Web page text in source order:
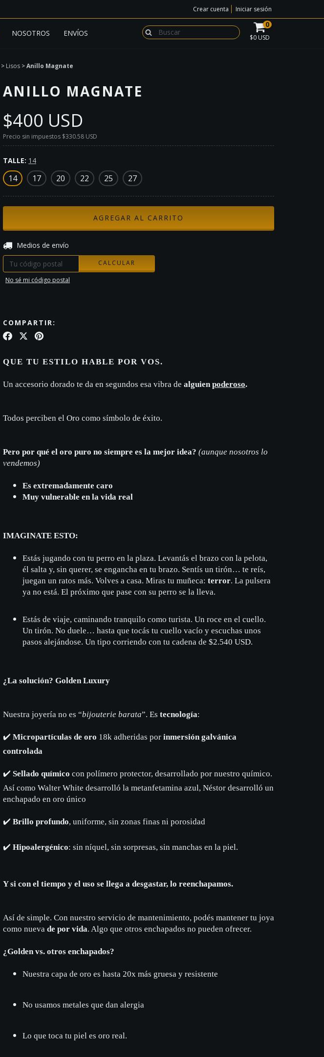
Crear cuenta Iniciar sesión
NOSOTROS ENVÍOS
0
$0 USD
> Lisos >Anillo Magnate
ANILLO MAGNATE
$400 USD
Precio sin impuestos $330.58 USD
TALLE: 14
14 17 20 22 25 27
Entregas para el CP:
Medios de envío
CALCULAR
No sé mi código postal
COMPARTIR:
QUE TU ESTILO HABLE POR VOS.
Un accesorio dorado te da en segundos esa vibra de alguienpoderoso.
Todos perciben el Oro como símbolo de éxito.
Pero por qué el oro puro no siempre es la mejor idea? (aunque nosotros lo
vendemos)
Es extremadamente caro
Muy vulnerable en la vida real
IMAGINATE ESTO:
Estás jugando con tu perro en la plaza. Levantás el brazo con la pelota,
él salta y, sin querer, se engancha en tu brazo. Sentís un tirón… te reís,
juegan un ratos más. Volves a casa. Miras tu muñeca: terror. La pulsera
ya no está. El próximo que pase con su perro se la lleva.
Estás de viaje, caminando tranquilo como turista. Un roce en el cuello.
Un tirón. No duele… hasta que tocás tu cuello vacío y escuchas unos
pasos alejándose. Un tipo corriendo con tu cadena de $2.540 USD.
¿La solución? Golden Luxury
Nuestra joyería no es “bijouterie barata”. Es tecnología:
✔️ Micropartículas de oro 18k adheridas por inmersión galvánica
controlada
✔️ Sellado químico con polímero protector, desarrollado por nuestro químico.
Así como Walter White desarrolló la metanfetamina azul, Néstor desarrolló un
enchapado en oro único
✔️ Brillo profundo, uniforme, sin zonas finas ni porosidad
✔️ Hipoalergénico: sin níquel, sin sorpresas, sin manchas en la piel.
Y si con el tiempo y el uso se llega a desgastar, lo reenchapamos.
Así de simple. Con nuestro servicio de mantenimiento, podés mantener tu joya
como nueva de por vida. Algo que otros enchapados no pueden ofrecer.
¿Golden vs. otros enchapados?
Nuestra capa de oro es hasta 20x más gruesa y resistente
No usamos metales que dan alergia
Lo que toca tu piel es oro real.